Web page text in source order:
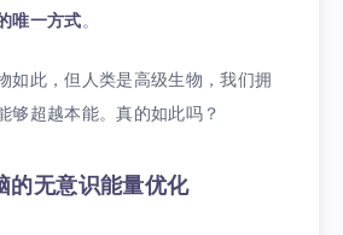
唯一方式。
如此，但人类是高级生物，我们拥
够超越本能。真的如此吗？
的无意识能量优化